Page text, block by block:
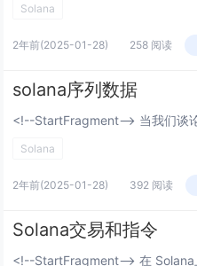
Solana
2年前(2025-01-28) 258 阅读
solana序列数据
Solana
2年前(2025-01-28) 392 阅读
Solana交易和指令